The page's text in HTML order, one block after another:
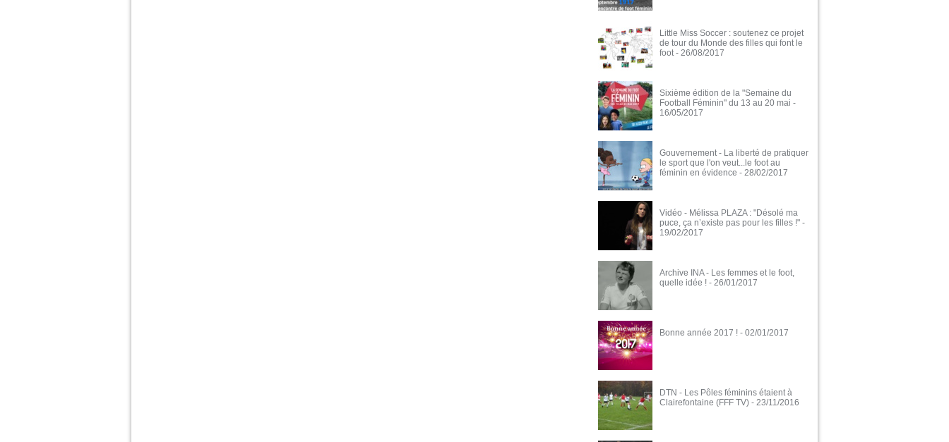
Little Miss Soccer : soutenez ce projet
de tour du Monde des filles qui font le
foot - 26/08/2017
Sixième édition de la "Semaine du
Football Féminin" du 13 au 20 mai -
16/05/2017
Gouvernement - La liberté de pratiquer
le sport que l'on veut...le foot au
féminin en évidence - 28/02/2017
Vidéo - Mélissa PLAZA : "Désolé ma
puce, ça n’existe pas pour les filles !" -
19/02/2017
Archive INA - Les femmes et le foot,
quelle idée ! - 26/01/2017
Bonne année 2017 ! - 02/01/2017
DTN - Les Pôles féminins étaient à
Clairefontaine (FFF TV) - 23/11/2016